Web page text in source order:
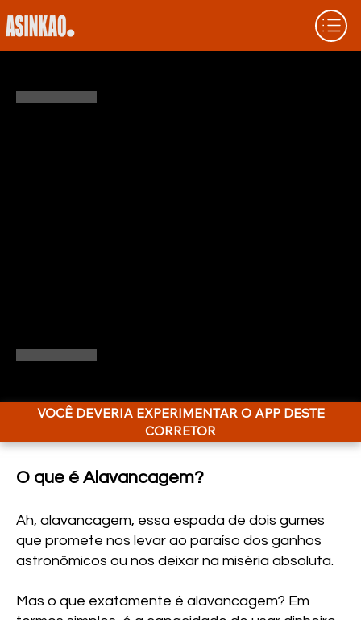
O que é Alavancagem?
Ah, alavancagem, essa espada de dois gumes
que promete nos levar ao paraíso dos ganhos
astronômicos ou nos deixar na miséria absoluta.
Mas o que exatamente é alavancagem? Em
VOCÊ DEVERIA EXPERIMENTAR O APP DESTE
CORRETOR